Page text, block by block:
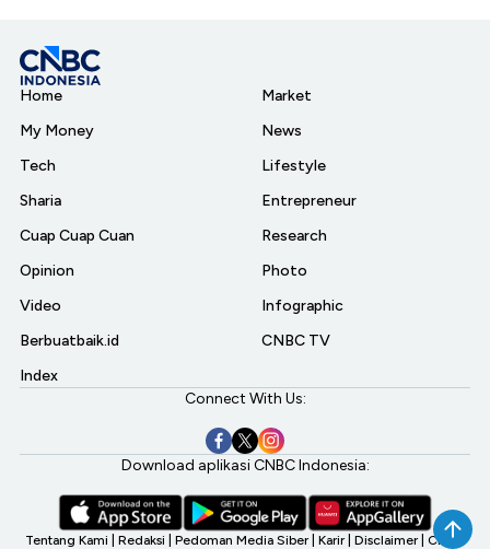
Home
My Money
Tech
Sharia
Cuap Cuap Cuan
Opinion
Video
Berbuatbaik.id
Index
Market
News
Lifestyle
Entrepreneur
Research
Photo
Infographic
CNBC TV
Connect With Us:
Download aplikasi CNBC Indonesia:
Tentang Kami Redaksi Pedoman Media Siber Karir Disclaimer CNBC